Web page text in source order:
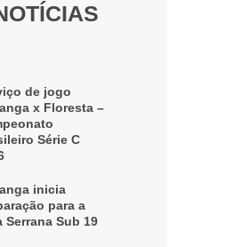
de jogo
x Floresta –
Série C
inicia
para a
Serrana Sub 19